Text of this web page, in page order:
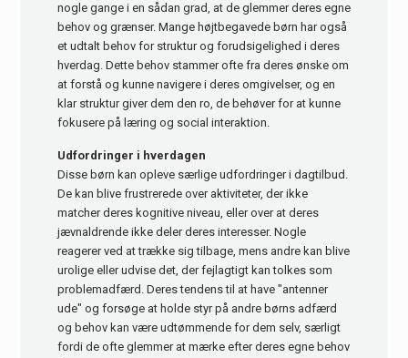
nogle gange i en sådan grad, at de glemmer deres egne
behov og grænser. Mange højtbegavede børn har også
et udtalt behov for struktur og forudsigelighed i deres
hverdag. Dette behov stammer ofte fra deres ønske om
at forstå og kunne navigere i deres omgivelser, og en
klar struktur giver dem den ro, de behøver for at kunne
fokusere på læring og social interaktion.
Udfordringer i hverdagen
Disse børn kan opleve særlige udfordringer i dagtilbud.
De kan blive frustrerede over aktiviteter, der ikke
matcher deres kognitive niveau, eller over at deres
jævnaldrende ikke deler deres interesser. Nogle
reagerer ved at trække sig tilbage, mens andre kan blive
urolige eller udvise det, der fejlagtigt kan tolkes som
problemadfærd. Deres tendens til at have "antenner
ude" og forsøge at holde styr på andre børns adfærd
og behov kan være udtømmende for dem selv, særligt
fordi de ofte glemmer at mærke efter deres egne behov